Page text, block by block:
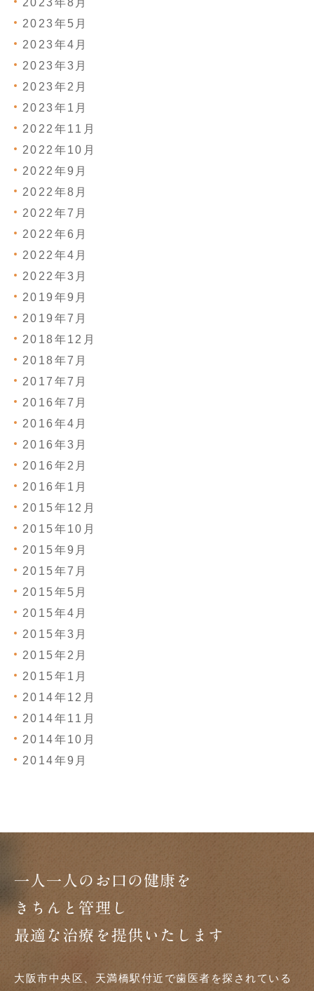
2023年8月
2023年5月
2023年4月
2023年3月
2023年2月
2023年1月
2022年11月
2022年10月
2022年9月
2022年8月
2022年7月
2022年6月
2022年4月
2022年3月
2019年9月
2019年7月
2018年12月
2018年7月
2017年7月
2016年7月
2016年4月
2016年3月
2016年2月
2016年1月
2015年12月
2015年10月
2015年9月
2015年7月
2015年5月
2015年4月
2015年3月
2015年2月
2015年1月
2014年12月
2014年11月
2014年10月
2014年9月
一人一人のお口の健康を
きちんと管理し
最適な治療を提供いたします
大阪市中央区、天満橋駅付近で歯医者を探されている